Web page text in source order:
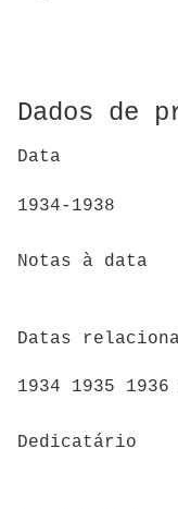
Dados de
Data
1934-1938
Notas à data
Datas
1934 1935 1936
Dedicatário